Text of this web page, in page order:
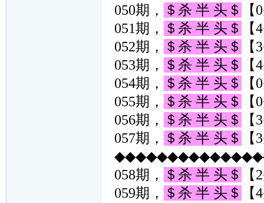
050期，
＄杀 半 头＄
051期，
＄杀 半 头＄
052期，
＄杀 半 头＄
053期，
＄杀 半 头＄
054期，
＄杀 半 头＄
055期，
＄杀 半 头＄
056期，
＄杀 半 头＄
057期，
＄杀 半 头＄
058期，
＄杀 半 头＄
059期，
＄杀 半 头＄